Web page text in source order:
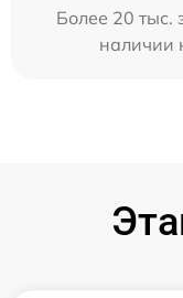
Более 20 тыс.
наличии